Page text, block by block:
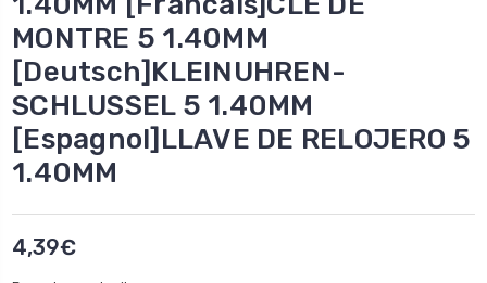
MONTRE 5 1.40MM
[Deutsch]KLEINUHREN-
SCHLUSSEL 5 1.40MM
[Espagnol]LLAVE DE RELOJERO 5
1.40MM
4,39€